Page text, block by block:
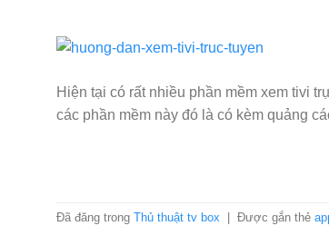
Hiện tại có rất nhiều phần mềm xem tivi
các phần mềm này đó là có kèm quảng
Đã đăng trong Thủ thuật tv box Được gắn thẻ